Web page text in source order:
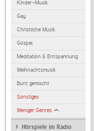
Kinder-Musik
Gay
Christliche Musik
Gospel
Meditation & Entspannung
Weihnachtsmusik
Bunt gemischt
Sonstiges
Weniger Genres
Hörspiele im Radio